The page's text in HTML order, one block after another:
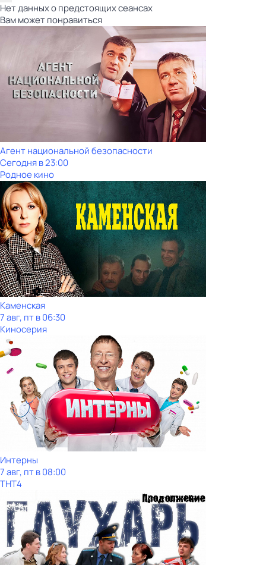
Нет данных о предстоящих сеансах
Вам может понравиться
Агент национальной безопасности
Сегодня в 23:00
Родное кино
Каменская
7 авг, пт в 06:30
Киносерия
Интерны
7 авг, пт в 08:00
ТНТ4